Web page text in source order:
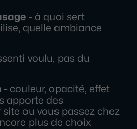
- à quoi sert
quelle ambiance
voulu, pas du
- couleur, opacité, effet
apporte des
ou vous passez chez
plus de choix